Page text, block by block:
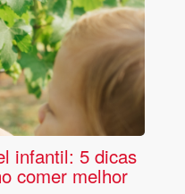
infantil: 5 dicas
comer melhor